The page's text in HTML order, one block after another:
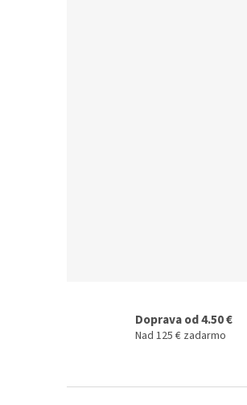
Doprava od 4.50 €
Nad 125 € zadarmo